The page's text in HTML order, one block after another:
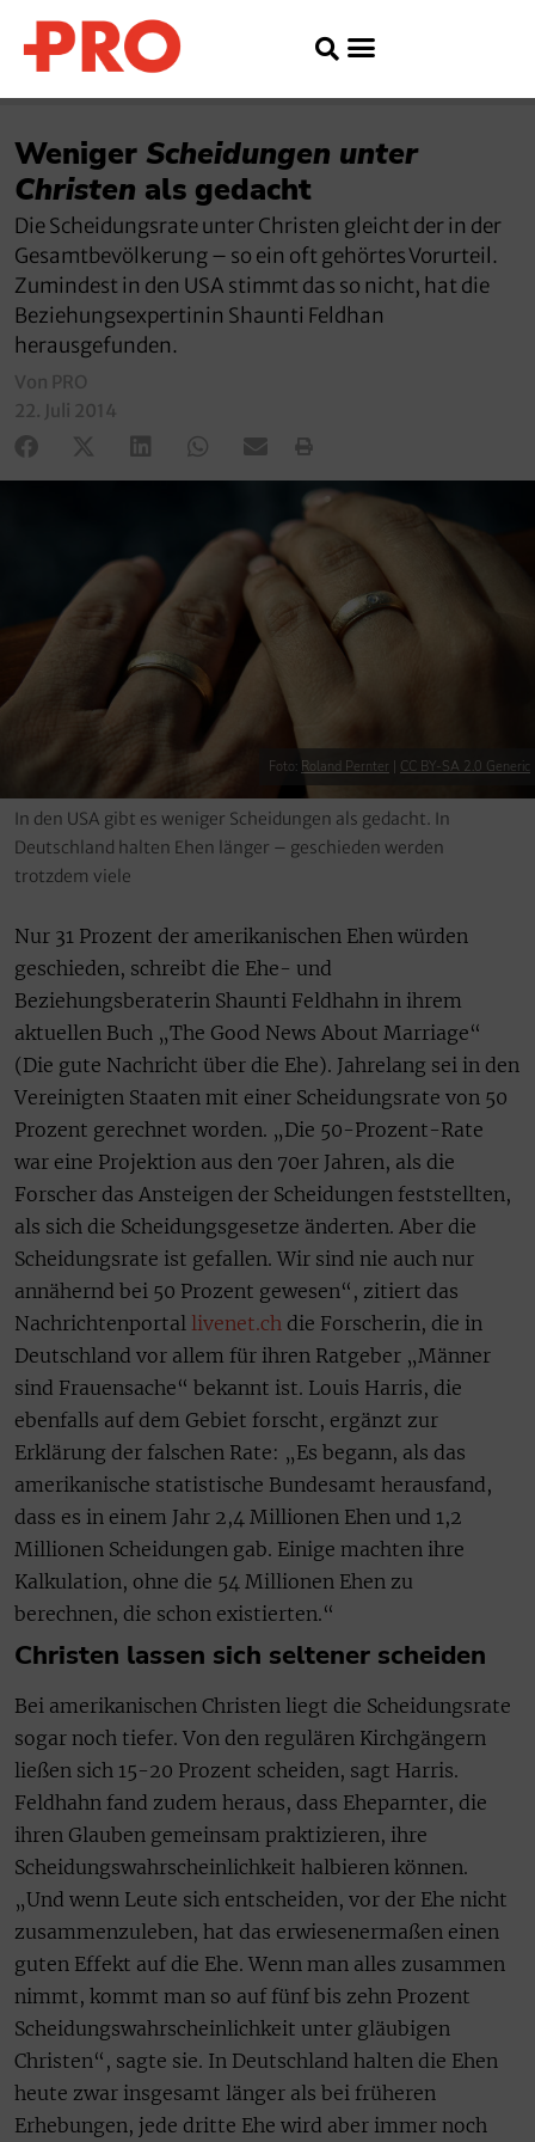
Weniger Scheidungen unter
Christen als gedacht
Die Scheidungsrate unter Christen gleicht der in der
Gesamtbevölkerung – so ein oft gehörtes Vorurteil.
Zumindest in den USA stimmt das so nicht, hat die
Beziehungsexpertinin Shaunti Feldhan
herausgefunden.
Von PRO
22. Juli 2014
Foto: Roland Pernter CC BY-SA 2.0 Generic
In den USA gibt es weniger Scheidungen als gedacht. In
Deutschland halten Ehen länger – geschieden werden
trotzdem viele
Nur 31 Prozent der amerikanischen Ehen würden
geschieden, schreibt die Ehe- und
Beziehungsberaterin Shaunti Feldhahn in ihrem
aktuellen Buch „The Good News About Marriage“
(Die gute Nachricht über die Ehe). Jahrelang sei in den
Vereinigten Staaten mit einer Scheidungsrate von 50
Prozent gerechnet worden. „Die 50-Prozent-Rate
war eine Projektion aus den 70er Jahren, als die
Forscher das Ansteigen der Scheidungen feststellten,
als sich die Scheidungsgesetze änderten. Aber die
Scheidungsrate ist gefallen. Wir sind nie auch nur
annähernd bei 50 Prozent gewesen“, zitiert das
Nachrichtenportal livenet.ch die Forscherin, die in
Deutschland vor allem für ihren Ratgeber „Männer
sind Frauensache“ bekannt ist. Louis Harris, die
ebenfalls auf dem Gebiet forscht, ergänzt zur
Erklärung der falschen Rate: „Es begann, als das
amerikanische statistische Bundesamt herausfand,
dass es in einem Jahr 2,4 Millionen Ehen und 1,2
Millionen Scheidungen gab. Einige machten ihre
Kalkulation, ohne die 54 Millionen Ehen zu
berechnen, die schon existierten.“
Christen lassen sich seltener scheiden
Bei amerikanischen Christen liegt die Scheidungsrate
sogar noch tiefer. Von den regulären Kirchgängern
ließen sich 15-20 Prozent scheiden, sagt Harris.
Feldhahn fand zudem heraus, dass Eheparnter, die
ihren Glauben gemeinsam praktizieren, ihre
Scheidungswahrscheinlichkeit halbieren können.
„Und wenn Leute sich entscheiden, vor der Ehe nicht
zusammenzuleben, hat das erwiesenermaßen einen
guten Effekt auf die Ehe. Wenn man alles zusammen
nimmt, kommt man so auf fünf bis zehn Prozent
Scheidungswahrscheinlichkeit unter gläubigen
Christen“, sagte sie. In Deutschland halten die Ehen
heute zwar insgesamt länger als bei früheren
Erhebungen, jede dritte Ehe wird aber immer noch